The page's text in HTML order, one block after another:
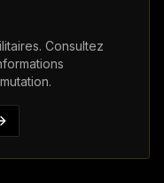
Consultez